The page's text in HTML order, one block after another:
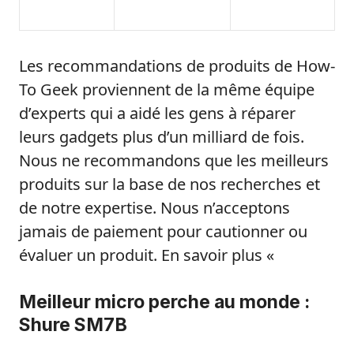
Les recommandations de produits de How-
To Geek proviennent de la même équipe
d’experts qui a aidé les gens à réparer
leurs gadgets plus d’un milliard de fois.
Nous ne recommandons que les meilleurs
produits sur la base de nos recherches et
de notre expertise. Nous n’acceptons
jamais de paiement pour cautionner ou
évaluer un produit. En savoir plus «
Meilleur micro perche au monde :
Shure SM7B